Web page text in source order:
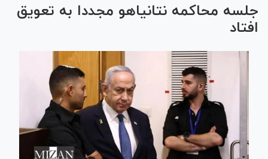
جلسه محاکمه نتانیاهو مجددا به تعویق
افتاد